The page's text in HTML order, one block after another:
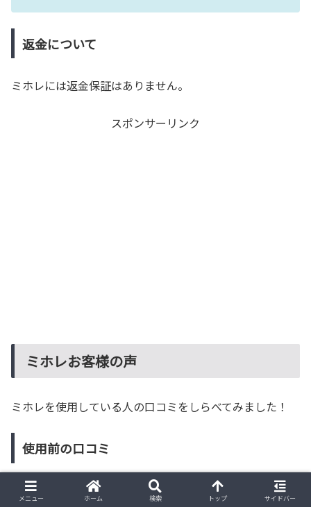
返金について
ミホレには返金保証はありません。
スポンサーリンク
ミホレお客様の声
ミホレを使用している人の口コミをしらべてみました！
使用前の口コミ
メニュー ホーム 検索 トップ サイドバー